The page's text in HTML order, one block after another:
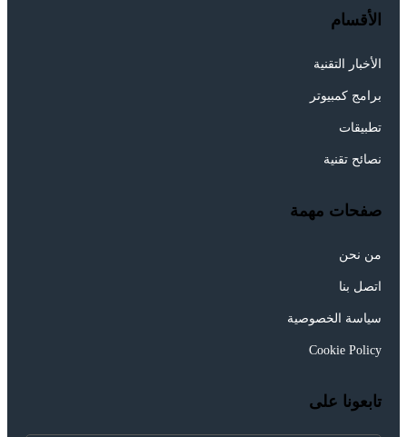
الأقسام
الأخبار التقنية
برامج كمبيوتر
تطبيقات
نصائح تقنية
صفحات مهمة
من نحن
اتصل بنا
سياسة الخصوصية
Cookie Policy
تابعونا على